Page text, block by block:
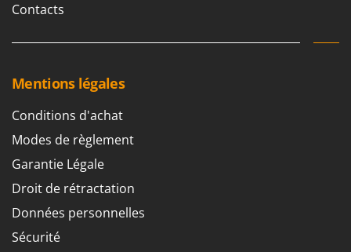
Contacts
Mentions légales
Conditions d'achat
Modes de règlement
Garantie Légale
Droit de rétractation
Données personnelles
Sécurité